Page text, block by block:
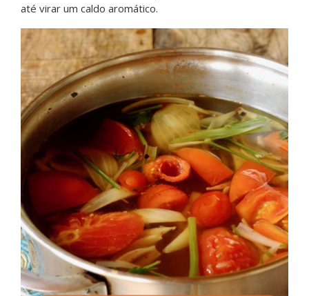
até virar um caldo aromático.